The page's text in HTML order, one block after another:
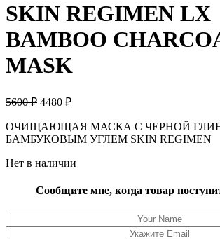
SKIN REGIMEN LX
BAMBOO
MASK
5600₽ Первоначальная
составляла
5600 ₽.
4480 ₽Текущая
4480 ₽.
ОЧИЩАЮЩАЯ МАСКА С ЧЕРНОЙ
БАМБУКОВЫМ УГЛЕМ SKIN REGIMEN
Нет в наличии
Сообщите мне, когда товар